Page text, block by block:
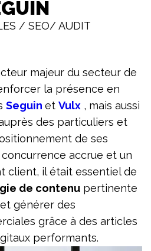
/ SEO/ AUDIT
majeur du secteur de
la présence en
Seguin et Vulx , mais aussi
des particuliers et
de ses
concurrence accrue et un
client, il était essentiel de
de contenu pertinente
générer des
grâce à des articles
performants.